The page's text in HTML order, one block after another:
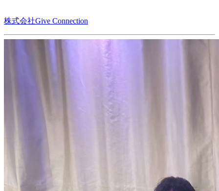
株式会社Give Connection